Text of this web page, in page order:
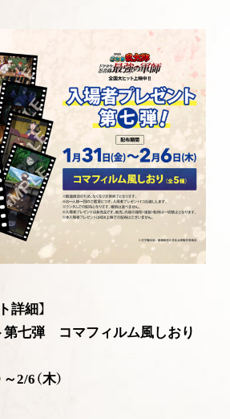
詳細】
第七弾 コマフィルム風しおり
2/6（木）